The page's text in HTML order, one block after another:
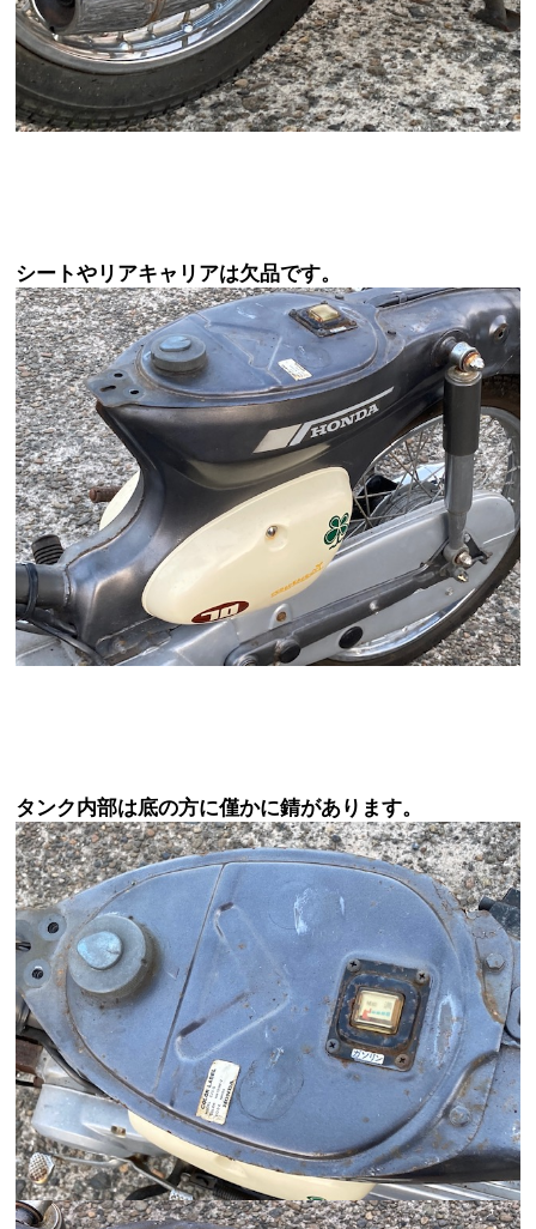
シートやリアキャリアは欠品です。
タンク内部は底の方に僅かに錆があります。